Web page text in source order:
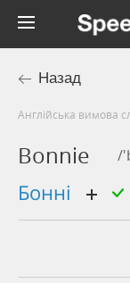
Назад
Англійська вимова
Bonnie /
Бонні